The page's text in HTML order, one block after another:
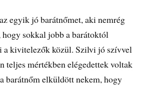
egyik jó barátnőmet, aki nemrég
sokkal jobb a barátoktól
a kivitelezők közül. Szilvi jó szívvel
teljes mértékben elégedettek voltak
barátnőm elküldött nekem, hogy